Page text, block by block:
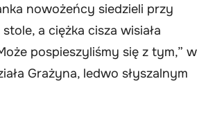
nowożeńcy siedzieli przy
a ciężka cisza wisiała
pospieszyliśmy się z tym,” w
Grażyna, ledwo słyszalnym